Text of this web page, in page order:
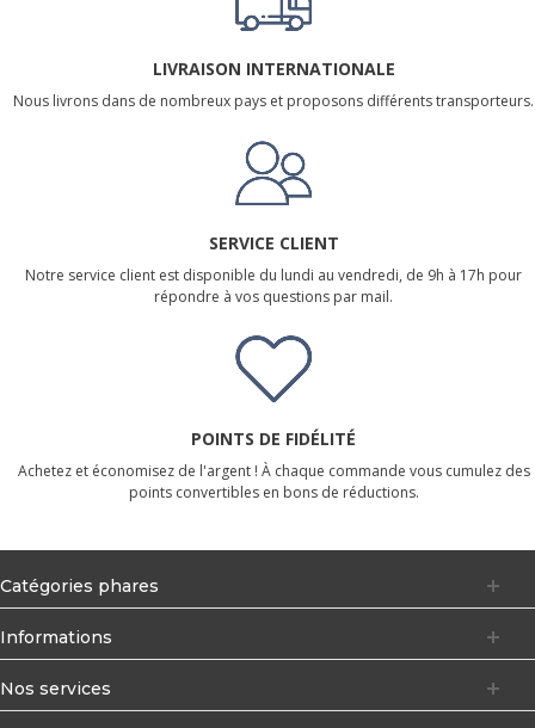
LIVRAISON INTERNATIONALE
Nous livrons dans de nombreux pays et proposons différents transporteurs.
SERVICE CLIENT
Notre service client est disponible du lundi au vendredi, de 9h à 17h pour
répondre à vos questions par mail.
POINTS DE FIDÉLITÉ
Achetez et économisez de l'argent ! À chaque commande vous cumulez des
points convertibles en bons de réductions.
Catégories phares
Informations
Nos services